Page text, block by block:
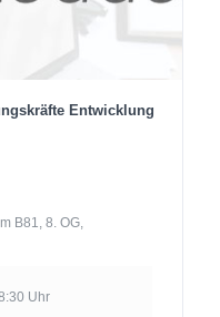
Entwicklung
B81, 8. OG,
Uhr